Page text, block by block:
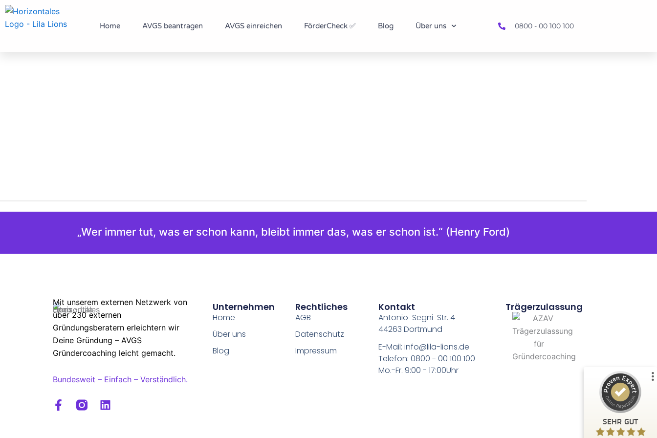
Zum
Inhalt
springen
Home AVGS beantragen AVGS einreichen FörderCheck ✅ Blog Über uns 0800 - 00 100 100
„Wer immer tut, was er schon kann, bleibt immer das, was er schon ist.“ (Henry Ford)
Unternehmen
Home
Über uns
Blog
Rechtliches
AGB
Datenschutz
Impressum
Kontakt
Antonio-Segni-Str. 4
44263 Dortmund
E-Mail: info@lila-lions.de
Telefon: 0800 - 00 100 100
Mo.-Fr. 9:00 - 17:00Uhr
Trägerzulassung
Mit unserem externen Netzwerk von
über 230 externen
Gründungsberatern erleichtern wir
Deine Gründung – AVGS
Gründercoaching leicht gemacht.
Bundesweit – Einfach – Verständlich.
F
L
SEHR GUT
Kundenbewertungen und Erfahrungen zu
100
%
Empfehlungen auf
ProvenExpert.com
232
Bewertungen auf